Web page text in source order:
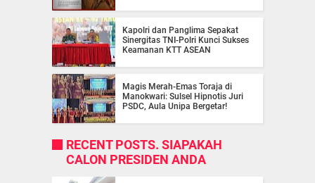
Kapolri dan Panglima Sepakat
Sinergitas TNI-Polri Kunci Sukses
Keamanan KTT ASEAN
Magis Merah-Emas Toraja di
Manokwari: Sulsel Hipnotis Juri
PSDC, Aula Unipa Bergetar!
RECENT POSTS. SIAPAKAH
CALON PRESIDEN ANDA